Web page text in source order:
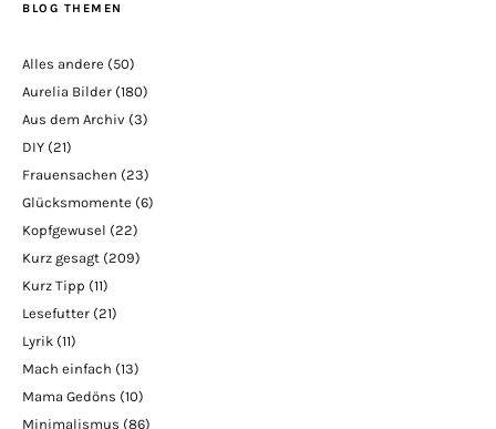
BLOG THEMEN
Alles andere (50)
Aurelia Bilder (180)
Aus dem Archiv (3)
DIY (21)
Frauensachen (23)
Glücksmomente (6)
Kopfgewusel (22)
Kurz gesagt (209)
Kurz Tipp (11)
Lesefutter (21)
Lyrik (11)
Mach einfach (13)
Mama Gedöns (10)
Minimalismus (86)